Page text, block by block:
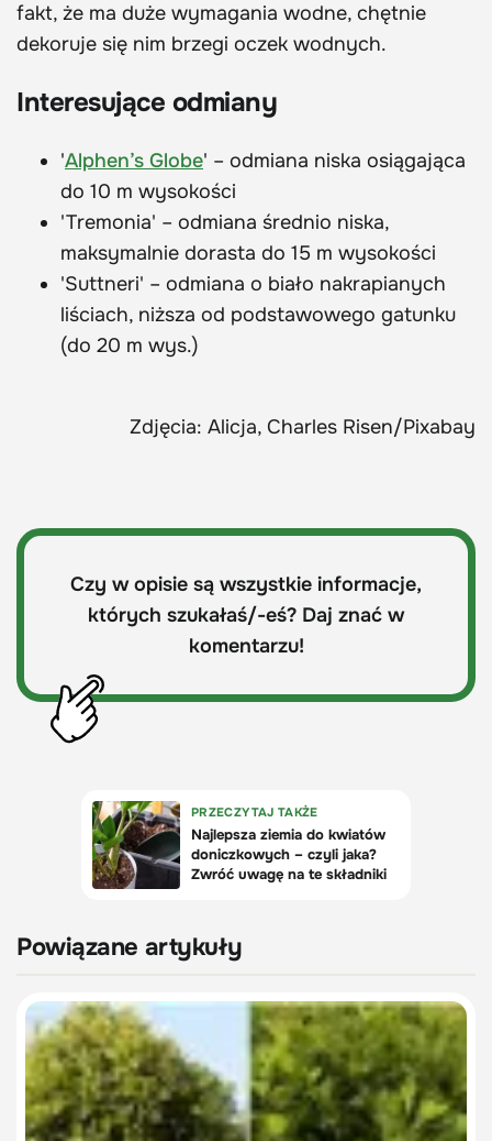
fakt, że ma duże wymagania wodne, chętnie
dekoruje się nim brzegi oczek wodnych.
Interesujące odmiany
'Alphen’s Globe' – odmiana niska osiągająca
do 10 m wysokości
'Tremonia' – odmiana średnio niska,
maksymalnie dorasta do 15 m wysokości
'Suttneri' – odmiana o biało nakrapianych
liściach, niższa od podstawowego gatunku
(do 20 m wys.)
Zdjęcia: Alicja, Charles Risen/Pixabay
Czy w opisie są wszystkie informacje,
których szukałaś/-eś? Daj znać w
komentarzu!
Powiązane artykuły